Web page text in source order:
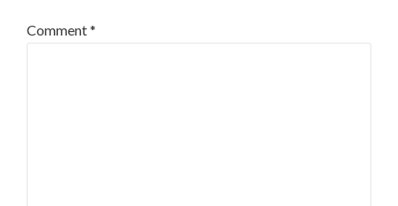
Comment*